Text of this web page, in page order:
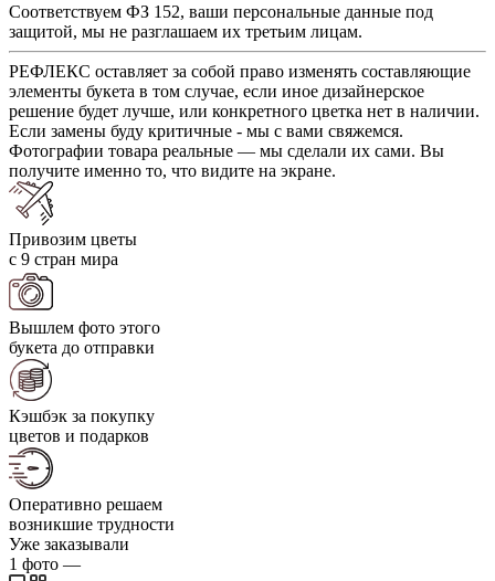
Соответствуем ФЗ 152, ваши персональные данные под
защитой, мы не разглашаем их третьим лицам.
РЕФЛЕКС оставляет за собой право изменять составляющие
элементы букета в том случае, если иное дизайнерское
решение будет лучше, или конкретного цветка нет в наличии.
Если замены буду критичные - мы с вами свяжемся.
Фотографии товара реальные — мы сделали их сами. Вы
получите именно то, что видите на экране.
Привозим цветы
с 9 стран мира
Вышлем фото этого
букета до отправки
Кэшбэк за покупку
цветов и подарков
Оперативно решаем
возникшие трудности
Уже заказывали
1 фото —